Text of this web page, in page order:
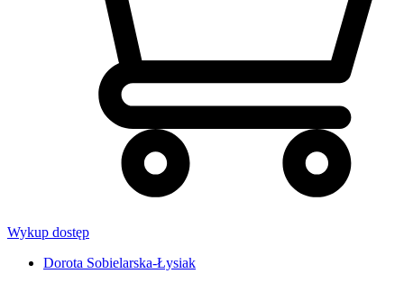
Wykup dostęp
Dorota Sobielarska-Łysiak